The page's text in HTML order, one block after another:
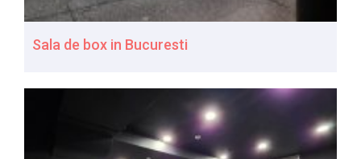
Sala de box in Bucuresti